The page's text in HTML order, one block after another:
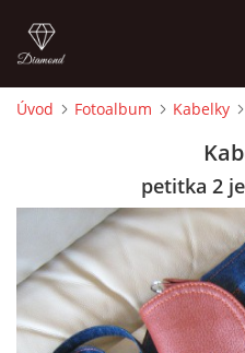
CEDULKY
MOJE POSLEDNÍ PRÁCE
Úvod Fotoalbum Kabelky
petitka 2